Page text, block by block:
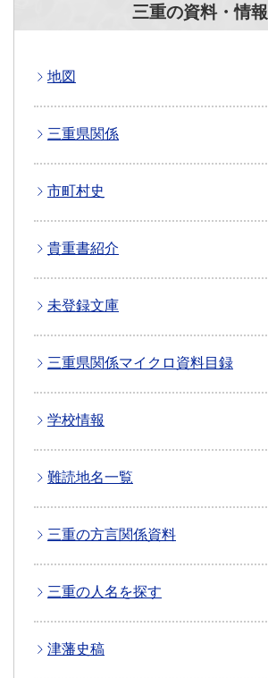
三重の資料・情報
地図
三重県関係
市町村史
貴重書紹介
未登録文庫
三重県関係マイクロ資料目録
学校情報
難読地名一覧
三重の方言関係資料
三重の人名を探す
津藩史稿